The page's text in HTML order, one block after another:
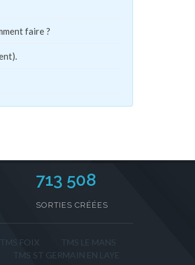
faire ?
713 508
SORTIES CRÉÉES
TMS FOIX
TMS LE MANS
TMS ST GERMAIN EN LAYE